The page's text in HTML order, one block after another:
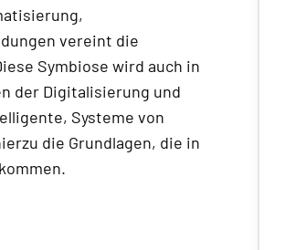
vereint die
Symbiose wird auch in
der Digitalisierung und
Systeme von
die Grundlagen, die in